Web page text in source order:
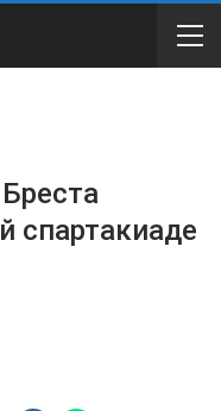
спартакиаде